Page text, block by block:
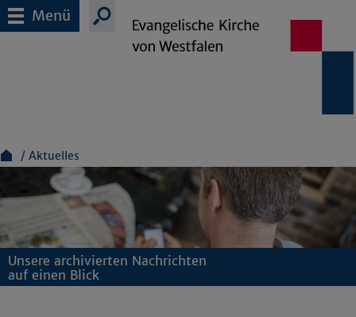
Menü
Aktuelles
Unsere archivierten Nachrichten
auf einen Blick